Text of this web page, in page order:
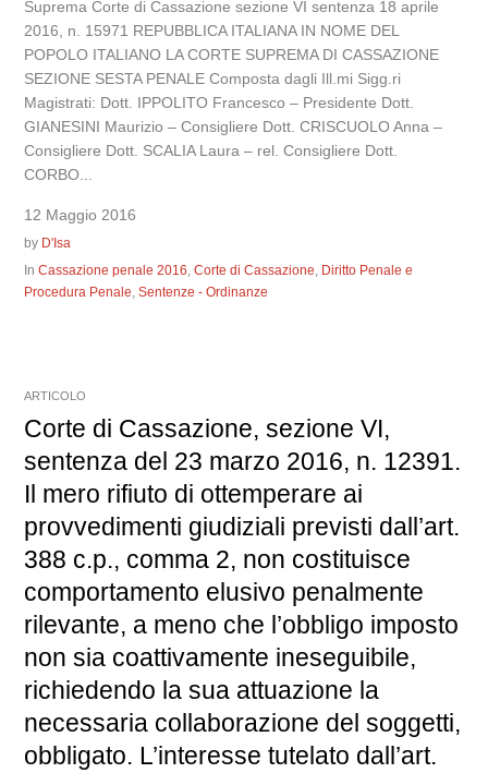
Suprema Corte di Cassazione sezione VI sentenza 18 aprile
2016, n. 15971 REPUBBLICA ITALIANA IN NOME DEL
POPOLO ITALIANO LA CORTE SUPREMA DI CASSAZIONE
SEZIONE SESTA PENALE Composta dagli Ill.mi Sigg.ri
Magistrati: Dott. IPPOLITO Francesco – Presidente Dott.
GIANESINI Maurizio – Consigliere Dott. CRISCUOLO Anna –
Consigliere Dott. SCALIA Laura – rel. Consigliere Dott.
CORBO...
12 Maggio 2016
by D'Isa
InCassazione penale 2016,Corte di Cassazione, Diritto Penale e
Procedura Penale,Sentenze - Ordinanze
ARTICOLO
Corte di Cassazione, sezione VI,
sentenza del 23 marzo 2016, n. 12391.
Il mero rifiuto di ottemperare ai
provvedimenti giudiziali previsti dall’art.
388 c.p., comma 2, non costituisce
comportamento elusivo penalmente
rilevante, a meno che l’obbligo imposto
non sia coattivamente ineseguibile,
richiedendo la sua attuazione la
necessaria collaborazione del soggetti,
obbligato. L’interesse tutelato dall’art.